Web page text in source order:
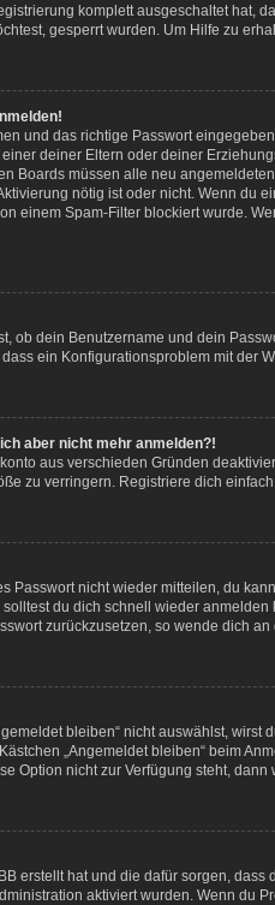
komplett ausgeschaltet hat,
gesperrt wurden. Um Hilfe zu
und das richtige Passwort
deiner Eltern oder deiner
Boards müssen alle neu
nötig ist oder nicht. Wenn
einem Spam-Filter blockiert wurde.
ob dein Benutzername und dein
ein Konfigurationsproblem mit der
aber nicht mehr anmelden?!
aus verschieden Gründen
zu verringern. Registriere dich
Passwort nicht wieder mitteilen, du
du dich schnell wieder anmelden
zurückzusetzen, so wende dich
bleiben“ nicht auswählst,
„Angemeldet bleiben“ beim
Option nicht zur Verfügung steht,
erstellt hat und die dafür sorgen,
aktiviert wurden. Wenn